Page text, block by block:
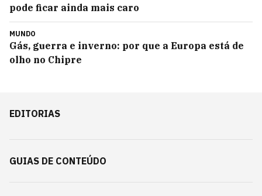
pode ficar ainda mais caro
MUNDO
Gás, guerra e inverno: por que a Europa está de
olho no Chipre
EDITORIAS
GUIAS DE CONTEÚDO